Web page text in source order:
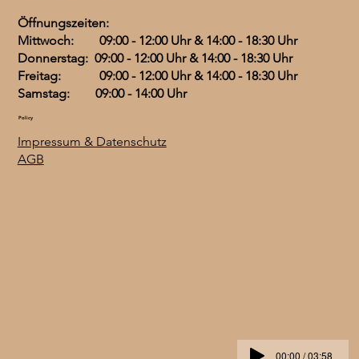
Preis
CHF 56.50
Preis
CHF 29.50
3
.
0
p
r
o
G
r
Öffnungszeiten:
Mittwoch: 09:00 - 12:00 Uhr & 14:00 - 18:30 Uhr
Donnerstag: 09:00 - 12:00 Uhr & 14:00 - 18:30 Uhr
Freitag: 09:00 - 12:00 Uhr & 14:00 - 18:30 Uhr
Samstag: 09:00 - 14:00 Uhr
Policy
Impressum & Datenschutz
AGB
00:00 / 03:58